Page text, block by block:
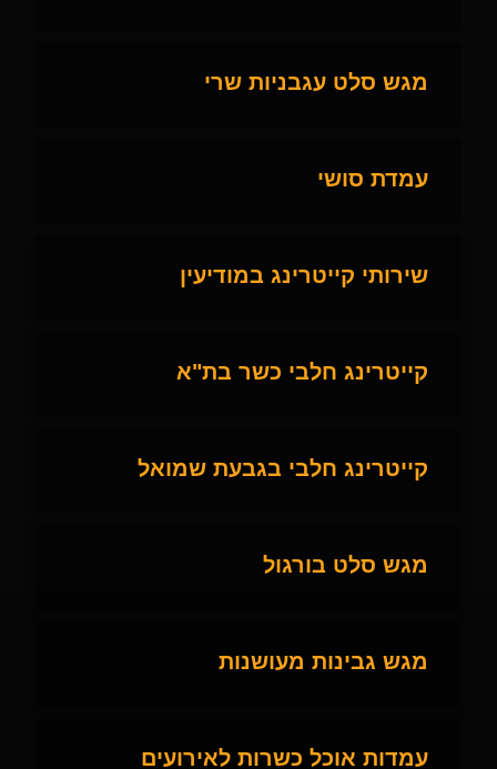
מגש סלט עגבניות שרי
עמדת סושי
שירותי קייטרינג במודיעין
קייטרינג חלבי כשר בת"א
קייטרינג חלבי בגבעת שמואל
מגש סלט בורגול
מגש גבינות מעושנות
עמדות אוכל כשרות לאירועים